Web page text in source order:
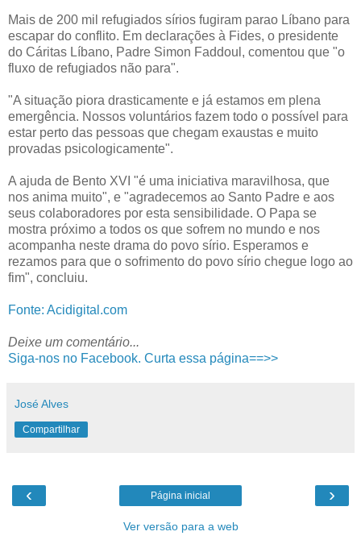
Mais de 200 mil refugiados sírios fugiram parao Líbano para
escapar do conflito. Em declarações à Fides, o presidente
do Cáritas Líbano, Padre Simon Faddoul, comentou que "o
fluxo de refugiados não para".
"A situação piora drasticamente e já estamos em plena
emergência. Nossos voluntários fazem todo o possível para
estar perto das pessoas que chegam exaustas e muito
provadas psicologicamente".
A ajuda de Bento XVI "é uma iniciativa maravilhosa, que
nos anima muito", e "agradecemos ao Santo Padre e aos
seus colaboradores por esta sensibilidade. O Papa se
mostra próximo a todos os que sofrem no mundo e nos
acompanha neste drama do povo sírio. Esperamos e
rezamos para que o sofrimento do povo sírio chegue logo ao
fim", concluiu.
Fonte: Acidigital.com
Deixe um comentário...
Siga-nos no Facebook. Curta essa página==>>
José Alves
Compartilhar
‹ ›
Página inicial
Ver versão para a web